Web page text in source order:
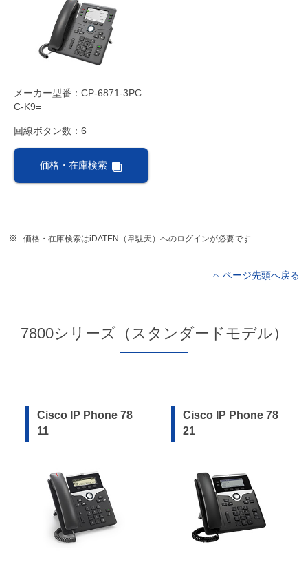
メーカー型番：CP-6871-3PC
C-K9=
回線ボタン数：6
価格・在庫検索
価格・在庫検索はiDATEN（韋駄天）へのログインが必要です
ページ先頭へ戻る
7800シリーズ（スタンダードモデル）
Cisco IP Phone 78
11
Cisco IP Phone 78
21